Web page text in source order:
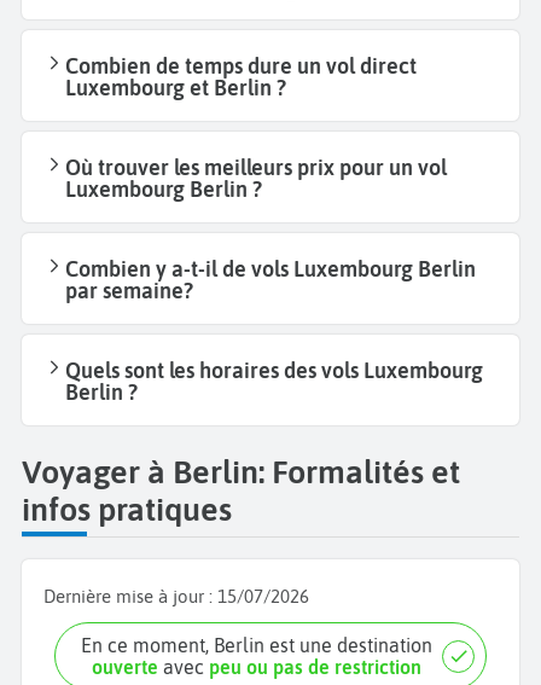
Combien de temps dure un vol direct
Luxembourg et Berlin ?
Où trouver les meilleurs prix pour un vol
Luxembourg Berlin ?
Combien y a-t-il de vols Luxembourg Berlin
par semaine?
Quels sont les horaires des vols Luxembourg
Berlin ?
Voyager à Berlin: Formalités et
infos pratiques
Dernière mise à jour : 15/07/2026
En ce moment, Berlin est une destination
ouverte avec peu ou pas de restriction